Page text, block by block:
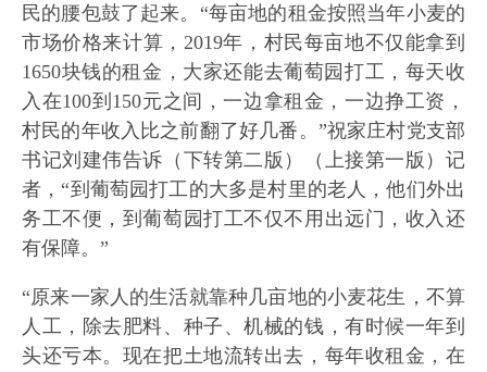
民的腰包鼓了起来。“每亩地的租金按照当年小麦的
市场价格来计算，2019年，村民每亩地不仅能拿到
1650块钱的租金，大家还能去葡萄园打工，每天收
入在100到150元之间，一边拿租金，一边挣工资，
村民的年收入比之前翻了好几番。”祝家庄村党支部
书记刘建伟告诉（下转第二版）（上接第一版）记
者，“到葡萄园打工的大多是村里的老人，他们外出
务工不便，到葡萄园打工不仅不用出远门，收入还
有保障。”
“原来一家人的生活就靠种几亩地的小麦花生，不算
人工，除去肥料、种子、机械的钱，有时候一年到
头还亏本。现在把土地流转出去，每年收租金，在